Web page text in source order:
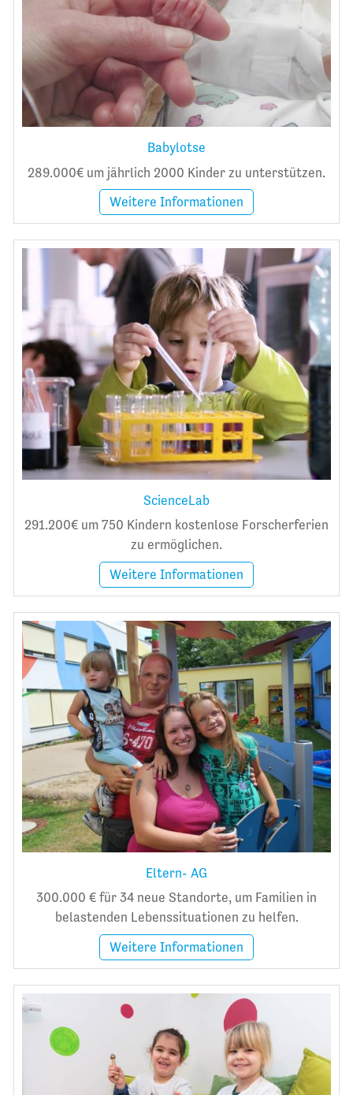
Babylotse
289.000€ um jährlich 2000 Kinder zu unterstützen.
Weitere Informationen
ScienceLab
291.200€ um 750 Kindern kostenlose Forscherferien
zu ermöglichen.
Weitere Informationen
Eltern- AG
300.000 € für 34 neue Standorte, um Familien in
belastenden Lebenssituationen zu helfen.
Weitere Informationen